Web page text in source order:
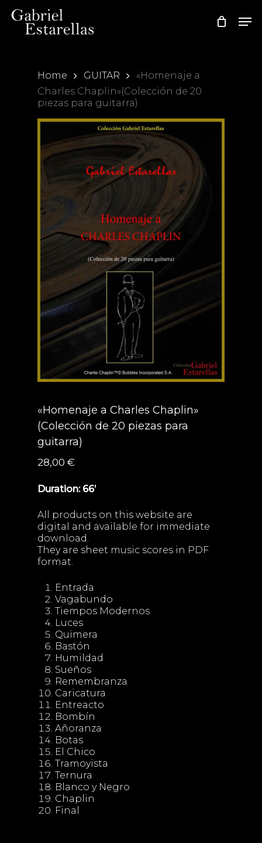
Home GUITAR
«Homenaje a
Charles Chaplin»(Colección de 20
piezas para guitarra)
«Homenaje a Charles Chaplin»
(Colección de 20 piezas para
guitarra)
28,00 €
Duration: 66’
All products on this website are
digital and available for immediate
download.
They are sheet music scores in PDF
format.
Entrada
Vagabundo
Tiempos Modernos
Luces
Quimera
Bastón
Humildad
Sueños
Remembranza
Caricatura
Entreacto
Bombín
Añoranza
Botas
El Chico
Tramoyista
Ternura
Blanco y Negro
Chaplin
Final